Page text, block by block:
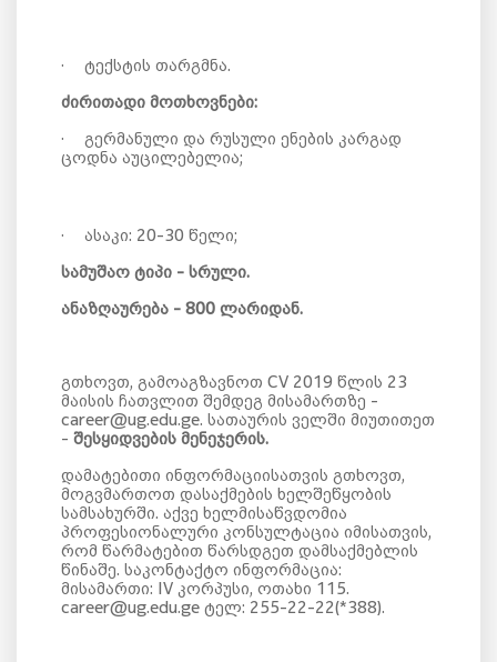
·
ტექსტის თარგმნა.
ძირითადი მოთხოვნები:
·
გერმანული და რუსული ენების კარგად
ცოდნა აუცილებელია;
·
ასაკი: 20-30 წელი;
სამუშაო ტიპი - სრული.
ანაზღაურება - 800 ლარიდან.
გთხოვთ, გამოაგზავნოთ CV 2019 წლის 23
მაისის ჩათვლით შემდეგ მისამართზე -
career@ug.edu.ge. სათაურის ველში მიუთითეთ
- შესყიდვების მენეჯერის.
დამატებითი ინფორმაციისათვის გთხოვთ,
მოგვმართოთ დასაქმების ხელშეწყობის
სამსახურში. აქვე ხელმისაწვდომია
პროფესიონალური კონსულტაცია იმისათვის,
რომ წარმატებით წარსდგეთ დამსაქმებლის
წინაშე. საკონტაქტო ინფორმაცია:
მისამართი: IV კორპუსი, ოთახი 115.
career@ug.edu.ge ტელ: 255-22-22(*388).